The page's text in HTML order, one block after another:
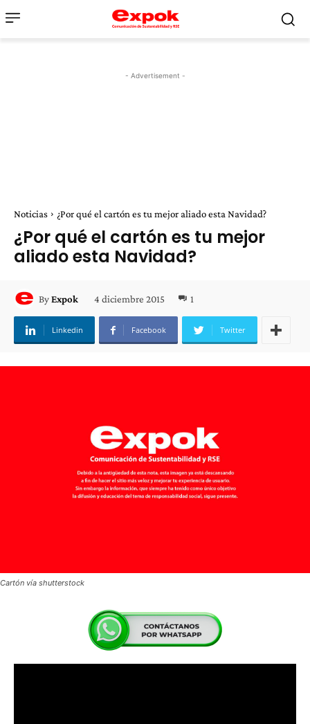
- Advertisement -
Noticias ¿Por qué el cartón es tu mejor aliado esta Navidad?
¿Por qué el cartón es tu mejor
aliado esta Navidad?
ByExpok 4 diciembre 2015 1
Linkedin Facebook Twitter
Cartón vía shutterstock